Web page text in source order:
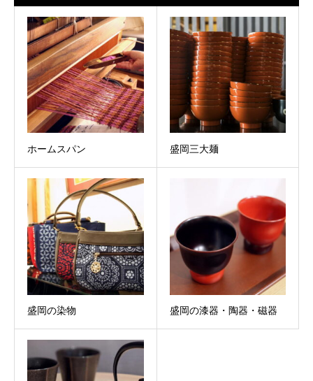
ホームスパン 盛岡三大麺
盛岡の染物 盛岡の漆器・陶器・磁器